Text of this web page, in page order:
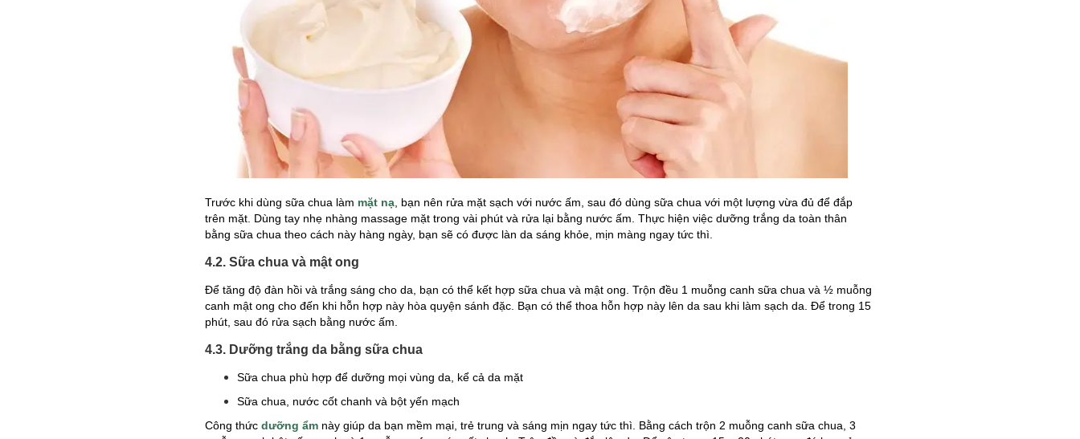
Trước khi dùng sữa chua làm mặt nạ , bạn nên rửa mặt sạch với nước ấm, sau đó dùng sữa chua với một lượng vừa đủ để đắp
trên mặt. Dùng tay nhẹ nhàng massage mặt trong vài phút và rửa lại bằng nước ấm. Thực hiện việc dưỡng trắng da toàn thân
bằng sữa chua theo cách này hàng ngày, bạn sẽ có được làn da sáng khỏe, mịn màng ngay tức thì.
4.2. Sữa chua và mật ong
Để tăng độ đàn hồi và trắng sáng cho da, bạn có thể kết hợp sữa chua và mật ong. Trộn đều 1 muỗng canh sữa chua và ½ muỗng
canh mật ong cho đến khi hỗn hợp này hòa quyện sánh đặc. Bạn có thể thoa hỗn hợp này lên da sau khi làm sạch da. Để trong 15
phút, sau đó rửa sạch bằng nước ấm.
4.3. Dưỡng trắng da bằng sữa chua
Sữa chua phù hợp để dưỡng mọi vùng da, kể cả da mặt
Sữa chua, nước cốt chanh và bột yến mạch
Công thứcdưỡng ẩm này giúp da bạn mềm mại, trẻ trung và sáng mịn ngay tức thì. Bằng cách trộn 2 muỗng canh sữa chua, 3